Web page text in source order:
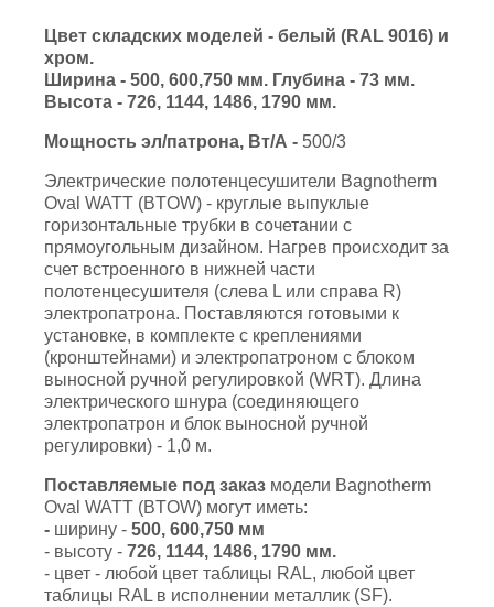
Цвет складских моделей - белый (RAL 9016) и
хром.
Ширина - 500, 600,750 мм. Глубина - 73 мм.
Высота - 726, 1144, 1486, 1790 мм.
Мощность эл/патрона, Вт/А - 500/3
Электрические полотенцесушители Bagnotherm
Oval WATT (BTOW) - круглые выпуклые
горизонтальные трубки в сочетании с
прямоугольным дизайном. Нагрев происходит за
счет встроенного в нижней части
полотенцесушителя (слева L или справа R)
электропатрона. Поставляются готовыми к
установке, в комплекте с креплениями
(кронштейнами) и электропатроном с блоком
выносной ручной регулировкой (WRT). Длина
электрического шнура (соединяющего
электропатрон и блок выносной ручной
регулировки) - 1,0 м.
Поставляемые под заказ модели Bagnotherm
Oval WATT (BTOW) могут иметь:
- ширину - 500, 600,750 мм
- высоту - 726, 1144, 1486, 1790 мм.
- цвет - любой цвет таблицы RAL, любой цвет
таблицы RAL в исполнении металлик (SF).